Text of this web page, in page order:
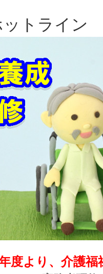
ットライン
度より、介護